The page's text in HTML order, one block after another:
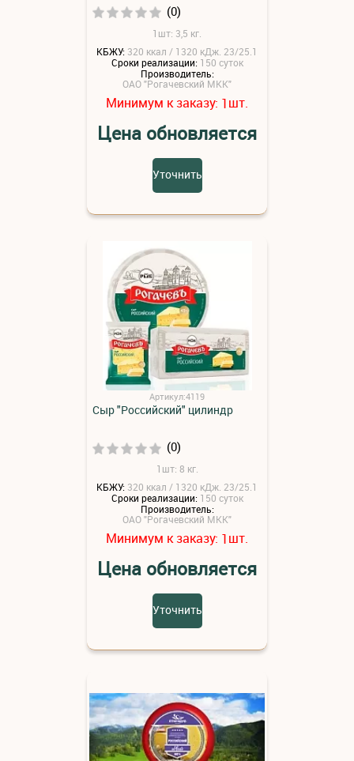
(0)
1шт: 3,5 кг.
КБЖУ: 320 ккал / 1320 кДж. 23/25.1
Сроки реализации: 150 суток
Производитель:
ОАО "Рогачевский МКК"
Минимум к заказу: 1шт.
Цена обновляется
Уточнить
Артикул:4119
Сыр "Российский" цилиндр
(0)
1шт: 8 кг.
КБЖУ: 320 ккал / 1320 кДж. 23/25.1
Сроки реализации: 150 суток
Производитель:
ОАО "Рогачевский МКК"
Минимум к заказу: 1шт.
Цена обновляется
Уточнить